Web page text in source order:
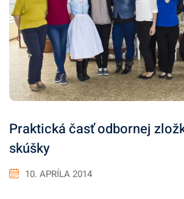
Praktická časť odbornej
skúšky
10. APRÍLA 2014